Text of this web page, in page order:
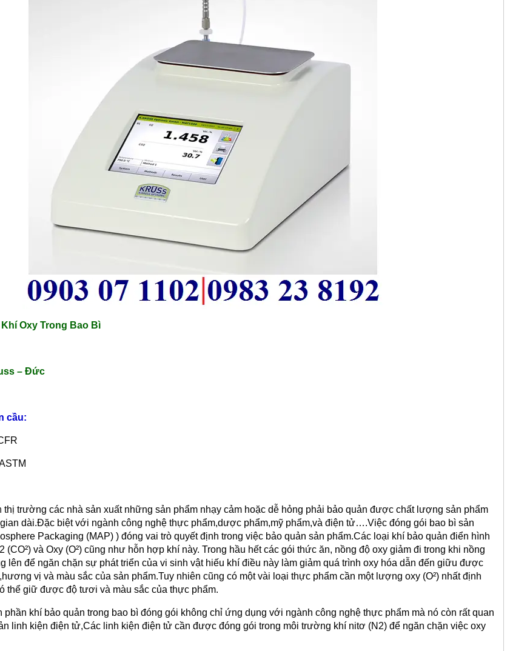
Oxy Trong Bao Bì
– Đức
cầu:
thị trường các nhà sản xuất những sản phẩm nhạy cảm hoặc dễ hỏng phải bảo quản được chất lượng sản phẩm
dài.Đặc biệt với ngành công nghệ thực phẩm,dược phẩm,mỹ phẩm,và điện tử….Việc đóng gói bao bì sản
Packaging (MAP) ) đóng vai trò quyết định trong việc bảo quản sản phẩm.Các loại khí bảo quản điển hình
(CO²) và Oxy (O²) cũng như hỗn hợp khí này. Trong hầu hết các gói thức ăn, nồng độ oxy giảm đi trong khi nồng
lên để ngăn chặn sự phát triển của vi sinh vật hiếu khí điều này làm giảm quá trình oxy hóa dẫn đến giữu được
vị và màu sắc của sản phẩm.Tuy nhiên cũng có một vài loại thực phẩm cần một lượng oxy (O²) nhất định
thể giữ được độ tươi và màu sắc của thực phẩm.
phần khí bảo quản trong bao bì đóng gói không chỉ ứng dụng với ngành công nghệ thực phẩm mà nó còn rất quan
linh kiện điện tử,Các linh kiện điện tử cần được đóng gói trong môi trường khí nitơ (N2) để ngăn chặn việc oxy